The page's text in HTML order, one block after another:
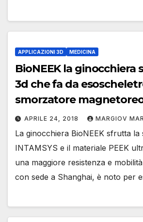
APPLICAZIONI 3D MEDICINA
BioNEEK la ginocchiera
3d che fa da
smorzatore
APRILE 24, 2018 MARGIOV
La ginocchiera BioNEEK sfrutta la
INTAMSYS e il materiale PEEK
una maggiore resistenza e
con sede a Shanghai, è noto per